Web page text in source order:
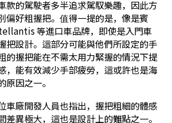
款的駕駛者多半追求駕馭樂趣，因此方
偏好粗握把。值得一提的是，像是賓
等進口車品牌，即使是入門車
把設計。這部分可能與他們所設定的手
的握把能在不需太用力緊握的情況下提
，能有效減少手部疲勞，這或許也是海
因之一。
車廠開發人員也指出，握把粗細的體感
差異極大，這也是設計上的難點之一。